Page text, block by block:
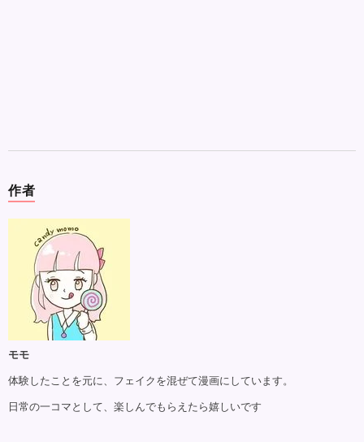
作者
モモ
体験したことを元に、フェイクを混ぜて漫画にしています。
日常の一コマとして、楽しんでもらえたら嬉しいです